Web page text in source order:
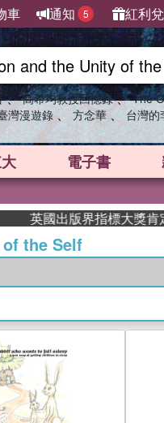
車 通知 5 紅利
、 高希均教授回憶錄 、 The
灣漫遊錄 、 方念華 、 台灣的
電子書
界指標大獎肯定！A.F.
the Self